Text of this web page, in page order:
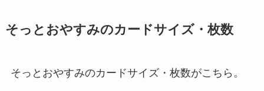
そっとおやすみのカードサイズ・枚数
そっとおやすみのカードサイズ・枚数がこちら。